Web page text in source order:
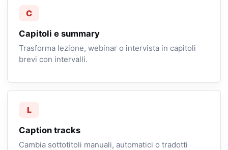
C
Capitoli e summary
Trasforma lezione, webinar o intervista in capitoli
brevi con intervalli.
L
Caption tracks
Cambia sottotitoli manuali, automatici o tradotti